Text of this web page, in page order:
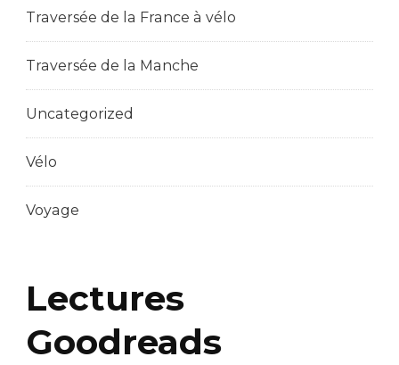
Traversée de la France à vélo
Traversée de la Manche
Uncategorized
Vélo
Voyage
Lectures
Goodreads